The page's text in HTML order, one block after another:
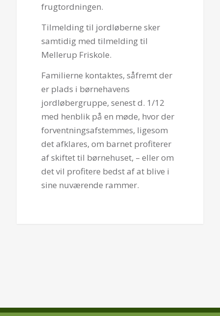
frugtordningen.
Tilmelding til jordløberne sker
samtidig med tilmelding til
Mellerup Friskole.
Familierne kontaktes, såfremt der
er plads i børnehavens
jordløbergruppe, senest d. 1/12
med henblik på en møde, hvor der
forventningsafstemmes, ligesom
det afklares, om barnet profiterer
af skiftet til børnehuset, – eller om
det vil profitere bedst af at blive i
sine nuværende rammer.